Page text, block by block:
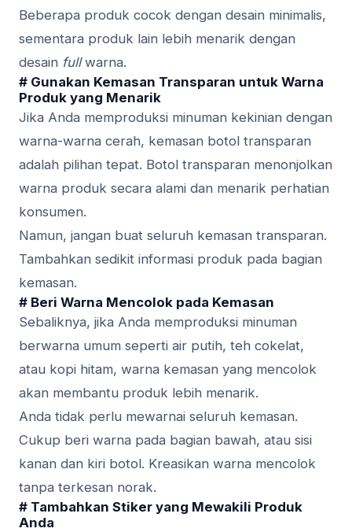
Beberapa produk cocok dengan desain minimalis,
sementara produk lain lebih menarik dengan
desain fullwarna.
# Gunakan Kemasan Transparan untuk Warna
Produk yang Menarik
Jika Anda memproduksi minuman kekinian dengan
warna-warna cerah, kemasan botol transparan
adalah pilihan tepat. Botol transparan menonjolkan
warna produk secara alami dan menarik perhatian
konsumen.
Namun, jangan buat seluruh kemasan transparan.
Tambahkan sedikit informasi produk pada bagian
kemasan.
# Beri Warna Mencolok pada Kemasan
Sebaliknya, jika Anda memproduksi minuman
berwarna umum seperti air putih, teh cokelat,
atau kopi hitam, warna kemasan yang mencolok
akan membantu produk lebih menarik.
Anda tidak perlu mewarnai seluruh kemasan.
Cukup beri warna pada bagian bawah, atau sisi
kanan dan kiri botol. Kreasikan warna mencolok
tanpa terkesan norak.
# Tambahkan Stiker yang Mewakili Produk
Anda